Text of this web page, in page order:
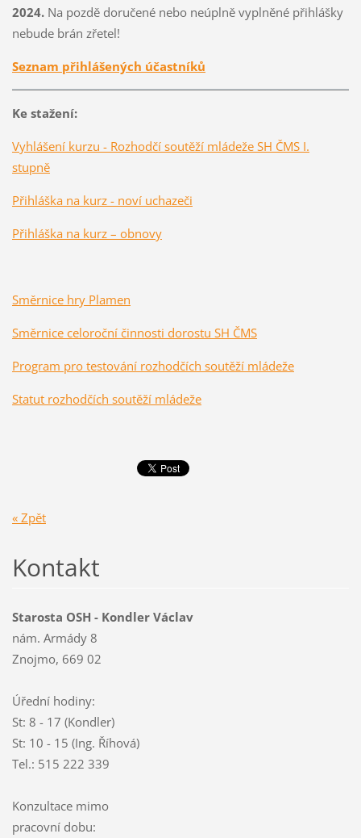
2024.Na pozdě doručené nebo neúplně vyplněné přihlášky
nebude brán zřetel!
Seznam přihlášených účastníků
Ke stažení:
Vyhlášení kurzu - Rozhodčí soutěží mládeže SH ČMS I.
stupně
Přihláška na kurz - noví uchazeči
Přihláška na kurz – obnovy
Směrnice hry Plamen
Směrnice celoroční činnosti dorostu SH ČMS
Program pro testování rozhodčích soutěží mládeže
Statut rozhodčích soutěží mládeže
« Zpět
Kontakt
Starosta OSH - Kondler Václav
nám. Armády 8
Znojmo, 669 02
Úřední hodiny:
St: 8 - 17 (Kondler)
St: 10 - 15 (Ing. Říhová)
Tel.: 515 222 339
Konzultace mimo
pracovní dobu: